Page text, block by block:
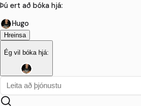
Þú ert að bóka hjá:
Hugo
Hreinsa
Ég vil bóka hjá: